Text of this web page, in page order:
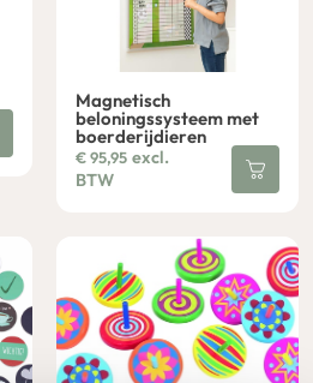
Magnetisch
beloningssysteem met
boerderijdieren
€95,95 excl.
BTW